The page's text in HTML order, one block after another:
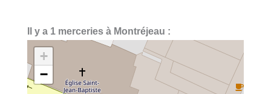
Il y a 1 merceries à Montréjeau :
+
−